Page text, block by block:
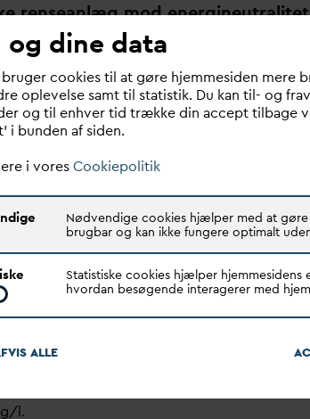
renseanlæg mod energineutralitet
vandsdirektivet medfører, at alle renseanlæg
være 100% energineutrale. Med en netto-
på 77,3% (Vand i Tal 2022) erd
godt på vej allerede og erfaringer og
Denmark.
ændringer til krav til
om næringsstoffjernelse har været en af
i forhandlingerne. Kommissionen lagde i
op til en væsentlig stramning, men det ser ud
på en forholdsvis beskeden opstramning.
kravværdier, der for fosfor er endt på 0,7
l.
og dine data
bruger cookies til at gøre hjemmesiden mere
oplevelse samt til statistik. Du kan til- og
og til enhver tid trække din accept tilbage
i bunden af siden.
i voresCookiepolitik
Nødvendige cookies hjælper med at gøre
brugbar og kan ikke fungere optimalt
Statistiske cookies hjælper hjemmesidens
hvordan besøgende interagerer med
ALLE